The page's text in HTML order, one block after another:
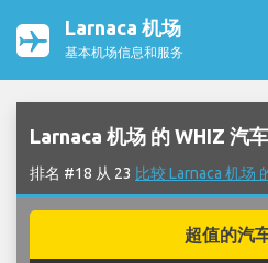
Larnaca 机场
基本机场信息和服务
Larnaca 机场 的 WHIZ 汽
排名 #18 从 23 比较 Larnaca 机场
超值的汽